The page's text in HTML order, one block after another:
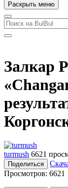
Раскрыть меню
Залкар
turmush 6621
Поделиться
Просмотров: 6621